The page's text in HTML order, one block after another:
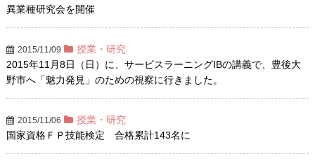
異業種研究会を開催
2015/11/09
授業・研究
2015年11月8日（日）に、サービスラーニングIBの講義で、豊後大
野市へ「魅力発見」のための視察に行きました。
2015/11/06
授業・研究
国家資格ＦＰ技能検定 合格累計143名に